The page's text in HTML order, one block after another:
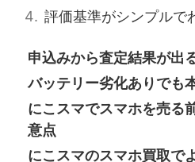
評価基準がシンプルで
申込みから査定結果が出
バッテリー劣化ありでも
にこスマでスマホを売る
意点
にこスマのスマホ買取で